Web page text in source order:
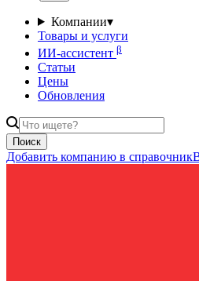
Компании▾
Товары и услуги
ИИ-ассистент β
Статьи
Цены
Обновления
Поиск
Добавить компанию в справочник